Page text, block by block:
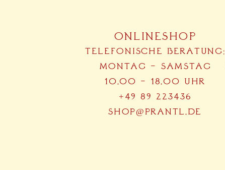
ONLINESHOP
TELEFONISCHE BERATUNG:
MONTAG – SAMSTAG
10.00 – 18.00 UHR
+49 89 223436
SHOP@PRANTL.DE